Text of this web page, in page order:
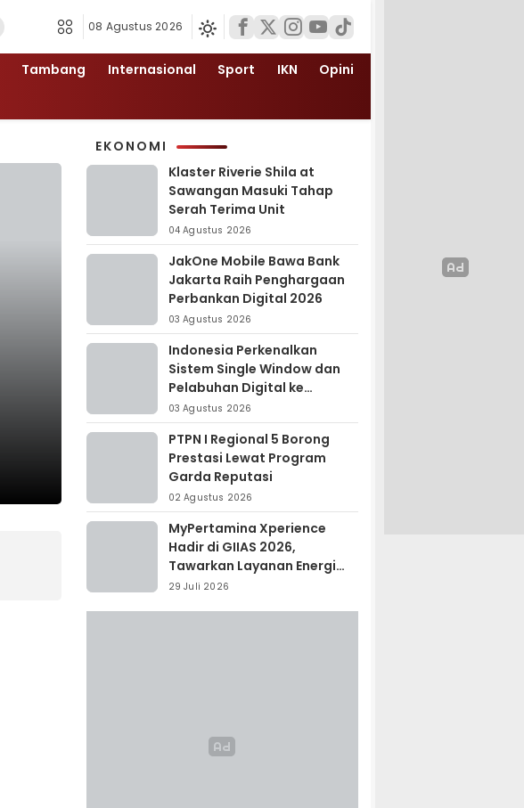
08 Agustus 2026
Tambang Internasional Sport IKN
Opini
EKONOMI
Klaster Riverie Shila at
Sawangan Masuki Tahap
Serah Terima Unit
04 Agustus 2026
JakOne Mobile Bawa Bank
Jakarta Raih Penghargaan
Perbankan Digital 2026
03 Agustus 2026
Indonesia Perkenalkan
Sistem Single Window dan
Pelabuhan Digital ke
Madagaskar
03 Agustus 2026
PTPN I Regional 5 Borong
Prestasi Lewat Program
Garda Reputasi
02 Agustus 2026
MyPertamina Xperience
Hadir di GIIAS 2026,
Tawarkan Layanan Energi
Terintegrasi
29 Juli 2026